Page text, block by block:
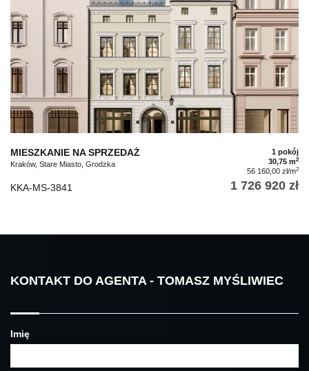
MIESZKANIE NA SPRZEDAŻ
Kraków, Stare Miasto, Grodzka
1 pokój
30,75 m2
56 160,00 zł/m2
KKA-MS-3841 1 726 920 zł
KONTAKT DO AGENTA - TOMASZ MYŚLIWIEC
Imię